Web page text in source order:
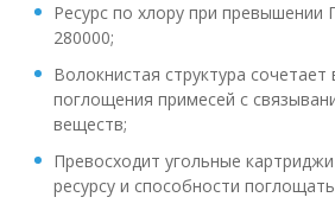
Ресурс по хлору при
280000;
Волокнистая структура
поглощения примесей с
веществ;
Превосходит угольные
ресурсу и способности